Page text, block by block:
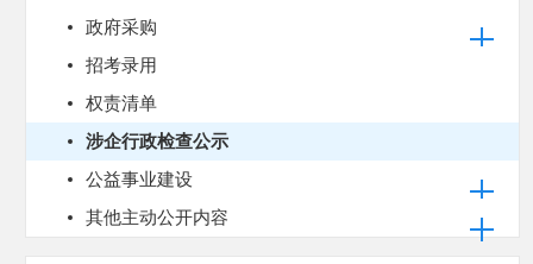
政府采购
招考录用
权责清单
涉企行政检查公示
公益事业建设
其他主动公开内容